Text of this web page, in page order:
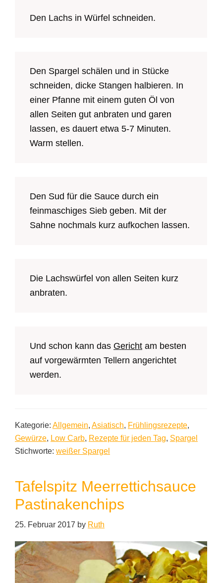
Den Lachs in Würfel schneiden.
Den Spargel schälen und in Stücke
schneiden, dicke Stangen halbieren. In
einer Pfanne mit einem guten Öl von
allen Seiten gut anbraten und garen
lassen, es dauert etwa 5-7 Minuten.
Warm stellen.
Den Sud für die Sauce durch ein
feinmaschiges Sieb geben. Mit der
Sahne nochmals kurz aufkochen lassen.
Die Lachswürfel von allen Seiten kurz
anbraten.
Und schon kann das Gericht am besten
auf vorgewärmten Tellern angerichtet
werden.
Kategorie: Allgemein, Asiatisch, Frühlingsrezepte,
Gewürze, Low Carb, Rezepte für jeden Tag, Spargel
Stichworte: weißer Spargel
Tafelspitz Meerrettichsauce
Pastinakenchips
25. Februar 2017 by Ruth